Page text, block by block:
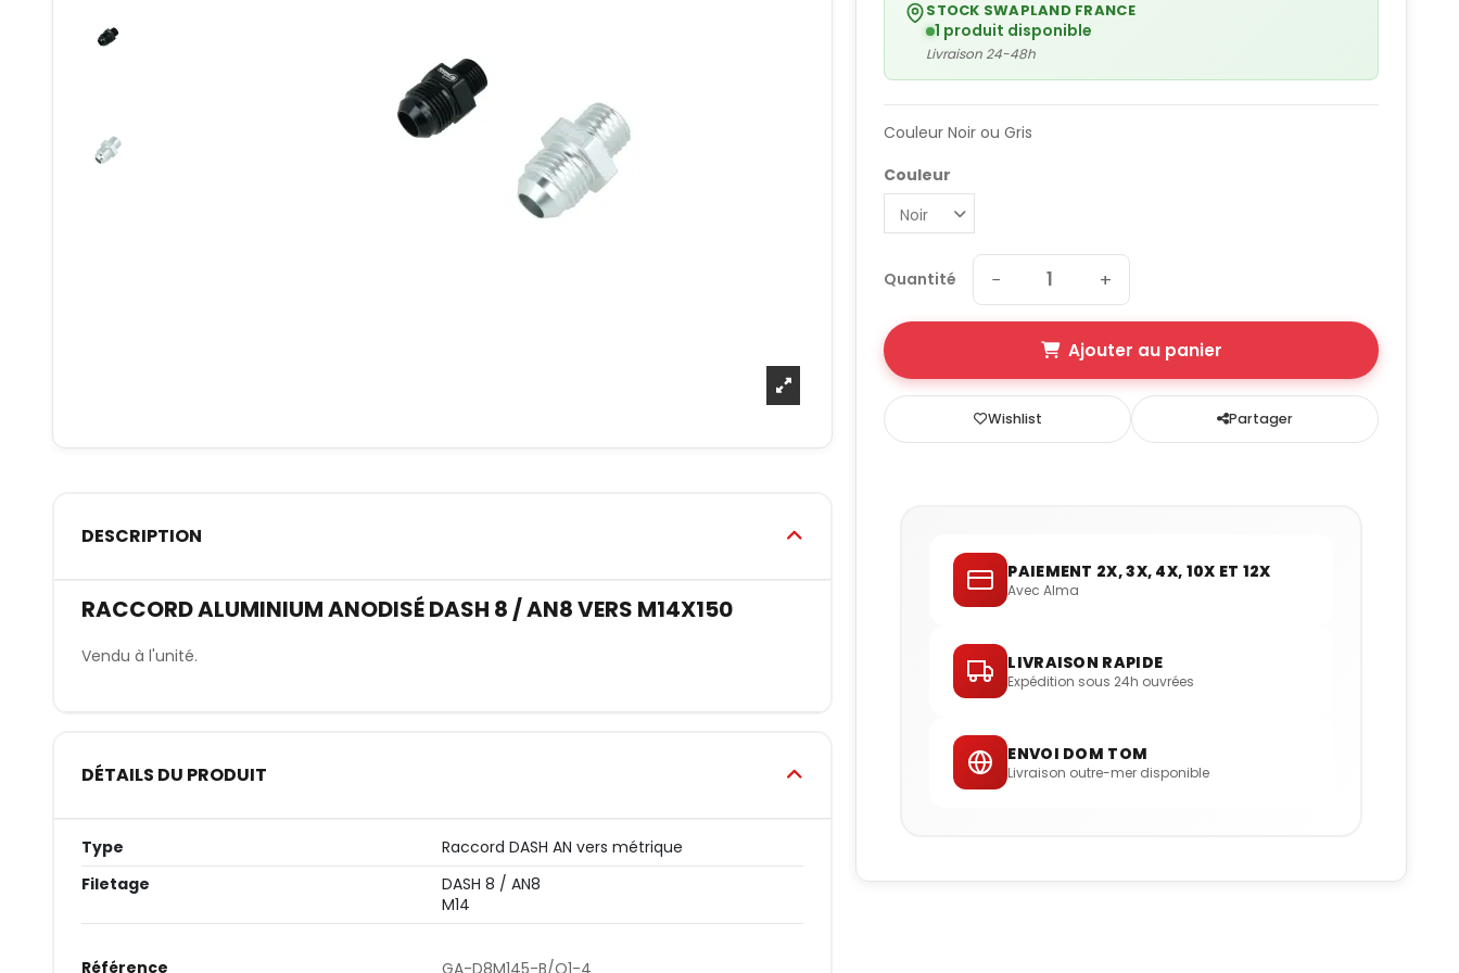
DESCRIPTION
RACCORD ALUMINIUM ANODISÉ DASH 8 / AN8 VERS M14X150
Vendu à l'unité.
DÉTAILS DU PRODUIT
Type
Raccord DASH AN vers métrique
Filetage
DASH 8 / AN8
M14
Référence GA-D8M145-B/Q1-4
STOCK SWAPLAND FRANCE
1 produit disponible
Livraison 24-48h
Couleur Noir ou Gris
Couleur
Quantité − +
Ajouter au panier
Wishlist Partager
PAIEMENT 2X, 3X, 4X, 10X ET 12X
Avec Alma
LIVRAISON RAPIDE
Expédition sous 24h ouvrées
ENVOI DOM TOM
Livraison outre-mer disponible